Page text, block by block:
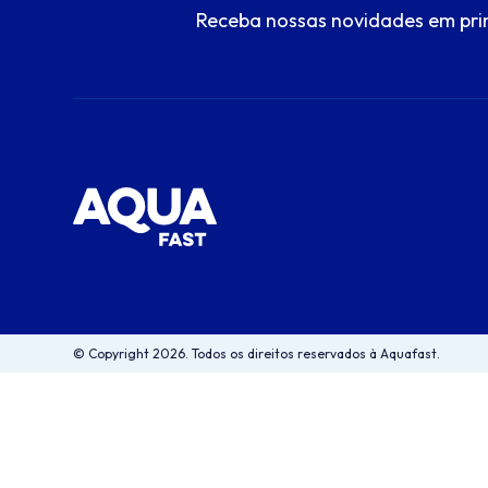
Receba nossas novidades em
© Copyright 2026. Todos os direitos reservados à Aquafast.